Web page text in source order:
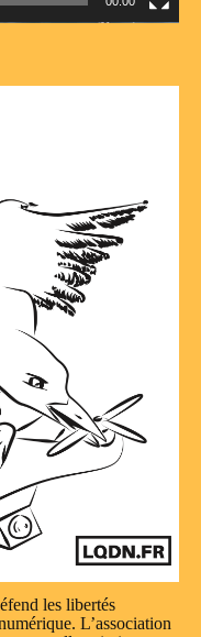
les libertés
L’association